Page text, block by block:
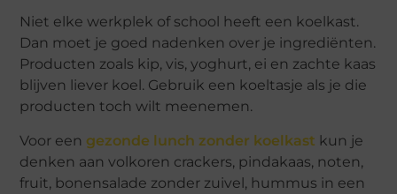
Niet elke werkplek of school heeft een koelkast.
Dan moet je goed nadenken over je ingrediënten.
Producten zoals kip, vis, yoghurt, ei en zachte kaas
blijven liever koel. Gebruik een koeltasje als je die
producten toch wilt meenemen.
Voor een gezonde lunch zonder koelkast kun je
denken aan volkoren crackers, pindakaas, noten,
fruit, bonensalade zonder zuivel, hummus in een